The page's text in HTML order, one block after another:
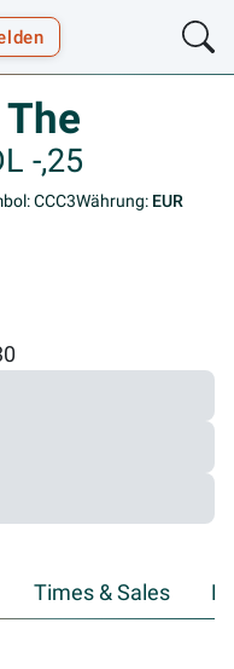
-,25
CCC3Währung: EUR
Times & Sales